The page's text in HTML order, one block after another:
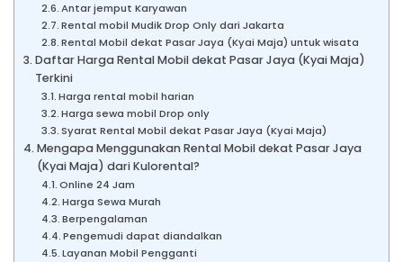
Antar jemput Karyawan
Rental mobil Mudik Drop Only dari Jakarta
Rental Mobil dekat Pasar Jaya (Kyai Maja) untuk wisata
Daftar Harga Rental Mobil dekat Pasar Jaya (Kyai Maja)
Terkini
Harga rental mobil harian
Harga sewa mobil Drop only
Syarat Rental Mobil dekat Pasar Jaya (Kyai Maja)
Mengapa Menggunakan Rental Mobil dekat Pasar Jaya
(Kyai Maja) dari Kulorental?
Online 24 Jam
Harga Sewa Murah
Berpengalaman
Pengemudi dapat diandalkan
Layanan Mobil Pengganti